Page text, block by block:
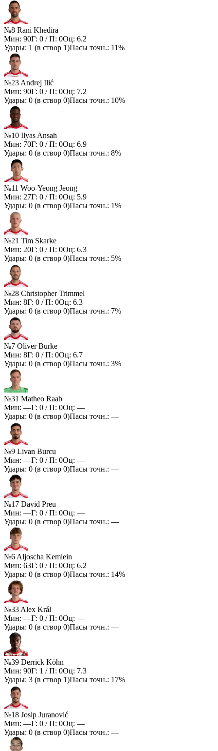
№8 Rani Khedira
Мин: 90Г: 0 / П: 0Оц: 6.2
Удары: 1 (в створ 1)Пасы точн.: 11%
№23 Andrej Ilić
Мин: 90Г: 0 / П: 0Оц: 7.2
Удары: 0 (в створ 0)Пасы точн.: 10%
№10 Ilyas Ansah
Мин: 70Г: 0 / П: 0Оц: 6.9
Удары: 0 (в створ 0)Пасы точн.: 8%
№11 Woo-Yeong Jeong
Мин: 27Г: 0 / П: 0Оц: 5.9
Удары: 0 (в створ 0)Пасы точн.: 1%
№21 Tim Skarke
Мин: 20Г: 0 / П: 0Оц: 6.3
Удары: 0 (в створ 0)Пасы точн.: 5%
№28 Christopher Trimmel
Мин: 8Г: 0 / П: 0Оц: 6.3
Удары: 0 (в створ 0)Пасы точн.: 7%
№7 Oliver Burke
Мин: 8Г: 0 / П: 0Оц: 6.7
Удары: 0 (в створ 0)Пасы точн.: 3%
№31 Matheo Raab
Мин: —Г: 0 / П: 0Оц: —
Удары: 0 (в створ 0)Пасы точн.: —
№9 Livan Burcu
Мин: —Г: 0 / П: 0Оц: —
Удары: 0 (в створ 0)Пасы точн.: —
№17 David Preu
Мин: —Г: 0 / П: 0Оц: —
Удары: 0 (в створ 0)Пасы точн.: —
№6 Aljoscha Kemlein
Мин: 63Г: 0 / П: 0Оц: 6.2
Удары: 0 (в створ 0)Пасы точн.: 14%
№33 Alex Král
Мин: —Г: 0 / П: 0Оц: —
Удары: 0 (в створ 0)Пасы точн.: —
№39 Derrick Köhn
Мин: 90Г: 1 / П: 0Оц: 7.3
Удары: 3 (в створ 1)Пасы точн.: 17%
№18 Josip Juranović
Мин: —Г: 0 / П: 0Оц: —
Удары: 0 (в створ 0)Пасы точн.: —